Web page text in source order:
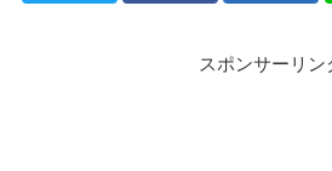
スポンサーリン